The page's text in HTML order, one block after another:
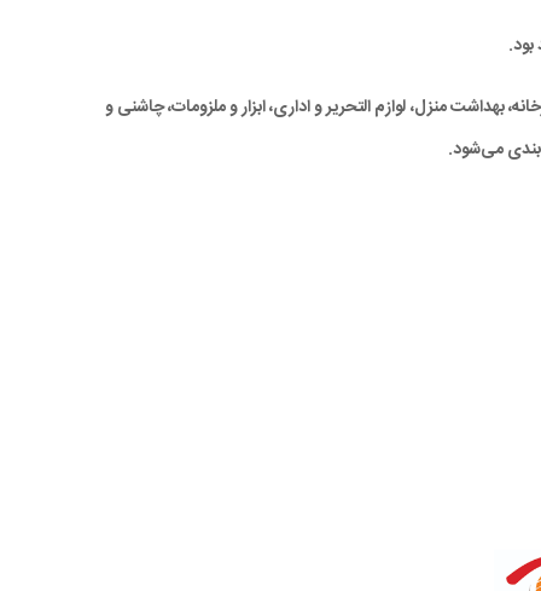
بهداشت منزل، لوازم التحریر و اداری، ابزار و ملزومات، چاشنی و
می‌شود.